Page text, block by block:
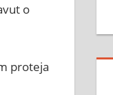
o
proteja